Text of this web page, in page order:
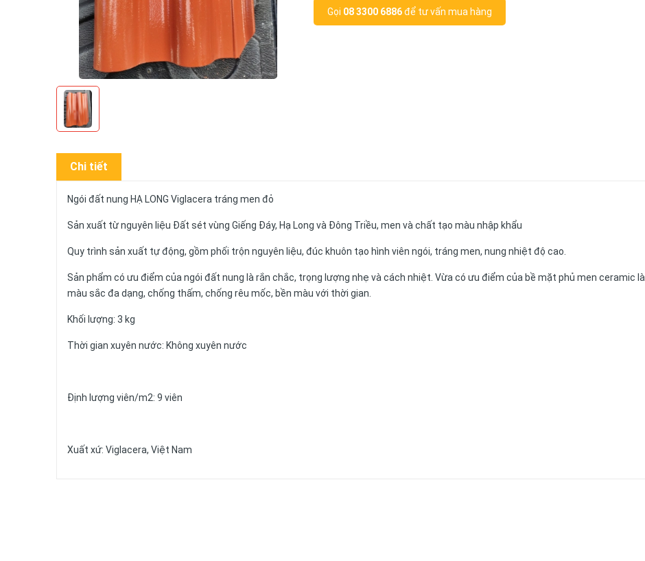
Gọi 08 3300 6886để tư vấn mua hàng
Chi tiết
Ngói đất nung HẠ LONG Viglacera tráng men đỏ
Sản xuất từ nguyên liệu Đất sét vùng Giếng Đáy, Hạ Long và Đông Triều, men và chất tạo màu nhập khẩu
Quy trình sản xuất tự động, gồm phối trộn nguyên liệu, đúc khuôn tạo hình viên ngói, tráng men, nung nhiệt độ cao.
Sản phẩm có ưu điểm của ngói đất nung là rắn chắc, trọng lượng nhẹ và cách nhiệt. Vừa có ưu điểm của bề mặt phủ men ceramic là
màu sắc đa dạng, chống thấm, chống rêu mốc, bền màu với thời gian.
Khối lượng: 3 kg
Thời gian xuyên nước: Không xuyên nước
Định lượng viên/m2: 9 viên
Xuất xứ: Viglacera, Việt Nam